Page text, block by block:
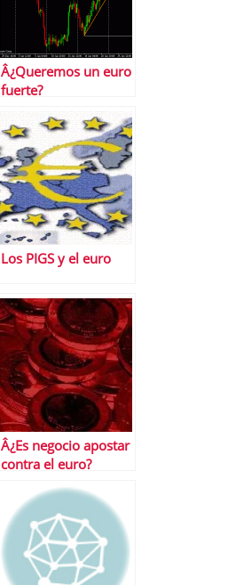
Â¿Queremos un euro
fuerte?
Los PIGS y el euro
Â¿Es negocio apostar
contra el euro?